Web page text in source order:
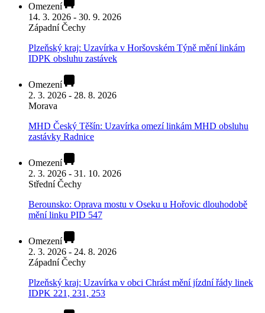
Omezení
14. 3. 2026 - 30. 9. 2026
Západní Čechy
Plzeňský kraj: Uzavírka v Horšovském Týně mění linkám
IDPK obsluhu zastávek
Omezení
2. 3. 2026 - 28. 8. 2026
Morava
MHD Český Těšín: Uzavírka omezí linkám MHD obsluhu
zastávky Radnice
Omezení
2. 3. 2026 - 31. 10. 2026
Střední Čechy
Berounsko: Oprava mostu v Oseku u Hořovic dlouhodobě
mění linku PID 547
Omezení
2. 3. 2026 - 24. 8. 2026
Západní Čechy
Plzeňský kraj: Uzavírka v obci Chrást mění jízdní řády linek
IDPK 221, 231, 253